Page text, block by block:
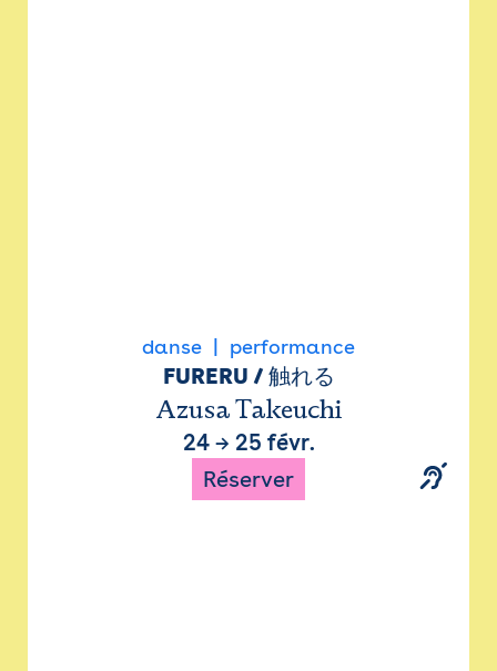
danse performance
FURERU / 触れる
Azusa Takeuchi
24→ 25 févr.
Réserver